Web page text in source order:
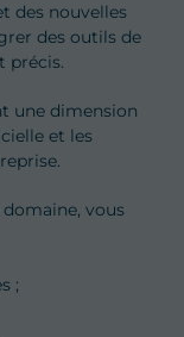
des nouvelles
des outils de
précis.
une dimension
et les
vous
;